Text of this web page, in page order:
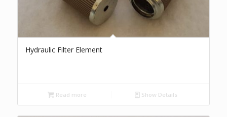
Hydraulic Filter Element
Read more Show Details